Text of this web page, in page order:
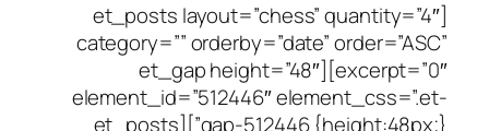
[et_posts
category=””
excerpt=”0″][et_gap
element_id=”512446″
gap-512446 {height:48px;}”][et_posts